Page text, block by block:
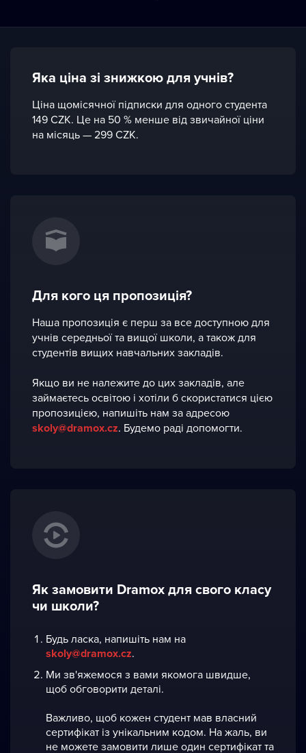
Яка ціна зі знижкою для учнів?
Ціна щомісячної підписки для одного студента
149 CZK. Це на 50 % менше від звичайної ціни
на місяць — 299 CZK.
Для кого ця пропозиція?
Наша пропозиція є перш за все доступною для
учнів середньої та вищої школи, а також для
студентів вищих навчальних закладів.
Якщо ви не належите до цих закладів, але
займаєтесь освітою і хотіли б скористатися цією
пропозицією, напишіть нам за адресою
skoly@dramox.cz. Будемо раді допомогти.
Як замовити Dramox для свого класу
чи школи?
Будь ласка, напишіть нам на
skoly@dramox.cz.
Ми зв'яжемося з вами якомога швидше,
щоб обговорити деталі.
Важливо, щоб кожен студент мав власний
cертифікат із унікальним кодом. На жаль, ви
не можете замовити лише oдин cертифікат та